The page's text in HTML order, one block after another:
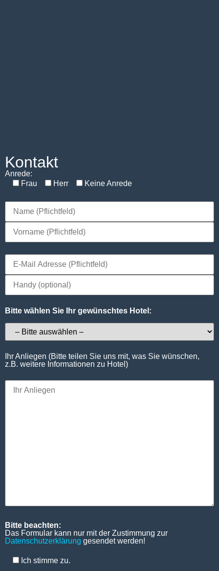
Kontakt
Anrede:
Frau
Herr Keine Anrede
Bitte wählen Sie Ihr gewünschtes Hotel:
Ihr Anliegen (Bitte teilen Sie uns mit, was Sie wünschen,
z.B. weitere Informationen zu Hotel)
Bitte beachten:
Das Formular kann nur mit der Zustimmung zur
Datenschutzerklärung gesendet werden!
Ich stimme zu.